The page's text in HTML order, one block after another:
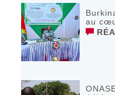
au